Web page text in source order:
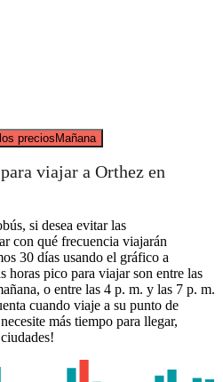
preciosMañana
viajar a Orthez en
si desea evitar las
con qué frecuencia viajarán
30 días usando el gráfico a
horas pico para viajar son entre las
o entre las 4 p. m. y las 7 p. m.
cuando viaje a su punto de
más tiempo para llegar,